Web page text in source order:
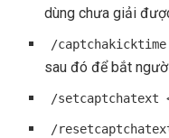
dùng chưa giải
/
sau đó để bắt
/setcaptchatext
/